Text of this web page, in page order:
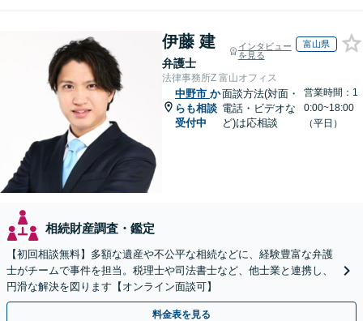
伊藤 建
弁護士
インタビュー
を見る
富山県
法律事務所Z 富山オフィス
中野市 か
らも相談
受付中
面談方法(対面・
電話・ビデオな
ど)は応相談
営業時間：1
0:00~18:00
（平日）
相続財産調査・鑑定
【初回相談無料】多額な遺産や不公平な相続などに、経験豊富な弁護
士がチームで事件を担当。税理士や司法書士など、他士業と連携し、
円滑な解決を図ります【オンライン面談可】
料金表を見る